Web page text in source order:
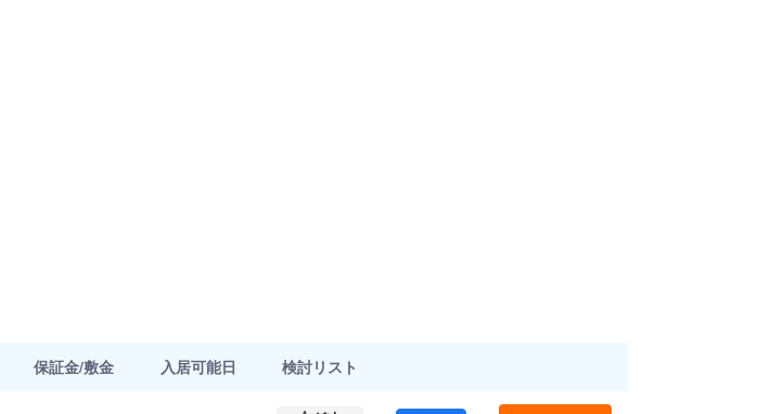
保証金/敷金 入居可能日 検討リスト